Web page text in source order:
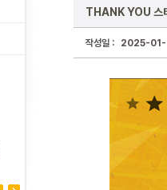
THANK YOU 스
작성일 : 2025-01-